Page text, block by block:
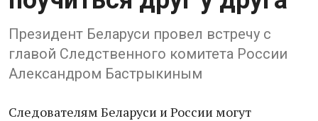
Президент Беларуси провел встречу с
главой Следственного комитета России
Александром Бастрыкиным
Следователям Беларуси и России могут